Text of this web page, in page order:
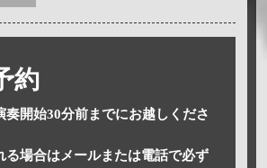
約
奏開始30分前までにお越しくださ
る場合はメールまたは電話で必ず